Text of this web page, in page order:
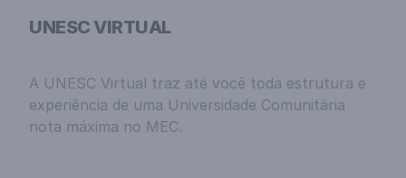
UNESC VIRTUAL
A UNESC Virtual traz até você toda estrutura e
experiência de uma Universidade Comunitária
nota máxima no MEC.